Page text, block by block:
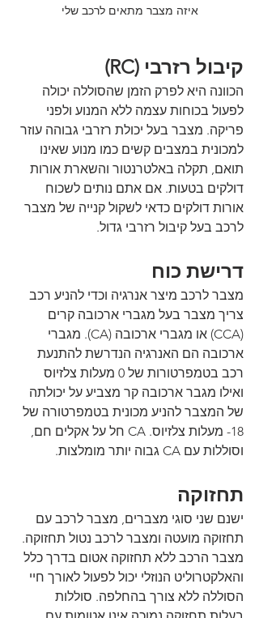
איזה מצבר מתאים לרכב שלי
קיבול רזרבי (RC)
הכוונה היא לפרק הזמן שהסוללה יכולה
לפעול בכוחות עצמה ללא המנוע ולפני
פריקה. מצבר בעל יכולת רזרבי גבוהה עוזר
למכונית במצבים קשים כמו מנוע שאינו
תואם, תקלה באלטרנטור והשארת אורות
דולקים בטעות. אם אתם נותים לשכוח
אורות דולקים כדאי לשקול קנייה של מצבר
לרכב בעל קיבול רזרבי גדול.
דרישת כוח
מצבר לרכב מיצר אנרגיה וכדי להניע רכב
צריך מצבר בעל מגברי ארכובה קרים
(CCA) או מגברי ארכובה (CA). מגברי
ארכובה הם האנרגיה הנדרשת להתנעת
רכב בטמפרטורות של 0 מעלות צלזיוס
ואילו מגבר ארכובה קר מצביע על יכולתה
של המצבר להניע מכונית בטמפרטורה של
18- מעלות צלזיוס. CA חל על אקלים חם,
וסוללות עם CA גבוה יותר מומלצות.
תחזוקה
ישנם שני סוגי מצברים, מצבר לרכב עם
תחזוקה מועטה ומצבר לרכב נטול תחזוקה.
מצבר הרכב ללא תחזוקה אטום בדרך כלל
והאלקטרוליט הנוזלי יכול לפעול לאורך חיי
הסוללה ללא צורך בהחלפה. סוללות